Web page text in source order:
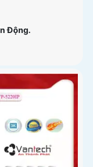
Động.